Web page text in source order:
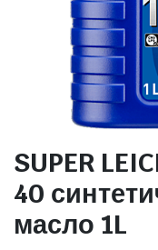
SUPER
40
масло 1L